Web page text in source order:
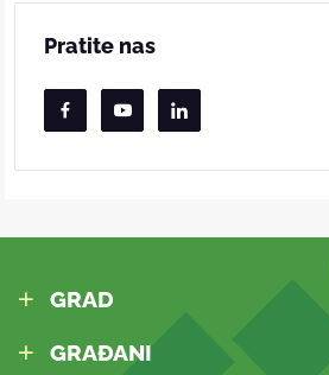
Pratite nas
GRAD
GRAĐANI